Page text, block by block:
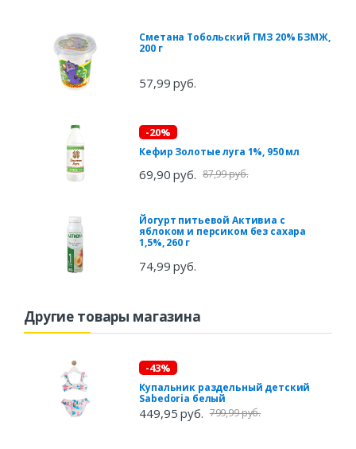
Сметана Тобольский ГМЗ 20% БЗМЖ,
200 г
57,99 руб.
-20%
Кефир Золотые луга 1%, 950 мл
69,90 руб. 87,99 руб.
Йогурт питьевой Активиа с
яблоком и персиком без сахара
1,5%, 260 г
74,99 руб.
Другие товары магазина
-43%
Купальник раздельный детский
Sabedoria белый
449,95 руб. 799,99 руб.